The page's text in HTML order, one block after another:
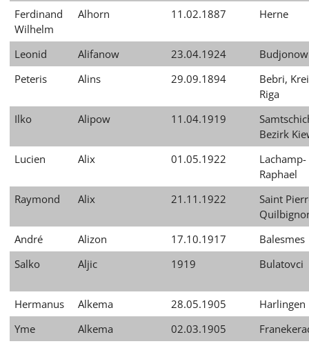
Ferdinand
Wilhelm
Alhorn 11.02.1887 Herne
Leonid Alifanow 23.04.1924
Peteris
Alins 29.09.1894
Bebri,
Riga
Ilko
Alipow 11.04.1919
Bezirk
Lucien
Alix 01.05.1922
Lachamp-
Raphael
Raymond
Alix 21.11.1922
Saint
André
Alizon 17.10.1917
Balesmes
Salko
Aljic 1919 Bulatovci
Hermanus Alkema 28.05.1905
Harlingen
Yme
Alkema 02.03.1905